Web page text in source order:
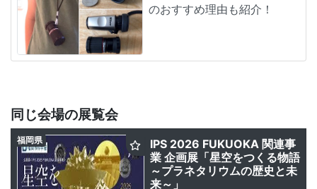
のおすすめ理由も紹介！
同じ会場の展覧会
IPS 2026 FUKUOKA 関連事
業 企画展「星空をつくる物語
～プラネタリウムの歴史と未
来～」
福岡県